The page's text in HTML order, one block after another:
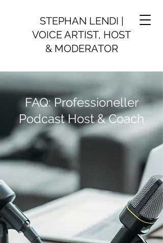
STEPHAN LENDI |
VOICE ARTIST, HOST
& MODERATOR
FAQ: Professioneller
Podcast Host & Coach